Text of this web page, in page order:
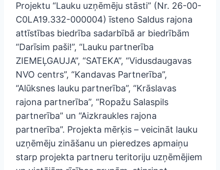
Projektu “Lauku uzņēmēju stāsti” (Nr. 26-00-
C0LA19.332-000004) īsteno Saldus rajona
attīstības biedrība sadarbībā ar biedrībām
“Darīsim paši!”, “Lauku partnerība
ZIEMEĻGAUJA”, “SATEKA”, “Vidusdaugavas
NVO centrs”, “Kandavas Partnerība”,
“Alūksnes lauku partnerība”, “Krāslavas
rajona partnerība”, “Ropažu Salaspils
partnerība” un “Aizkraukles rajona
partnerība”. Projekta mērķis – veicināt lauku
uzņēmēju zināšanu un pieredzes apmaiņu
starp projekta partneru teritoriju uzņēmējiem